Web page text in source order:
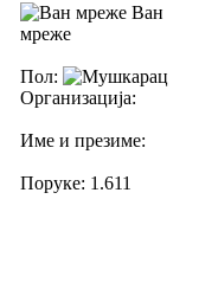
Ван
мреже
Пол:
Организација:
Име и презиме:
Поруке: 1.611